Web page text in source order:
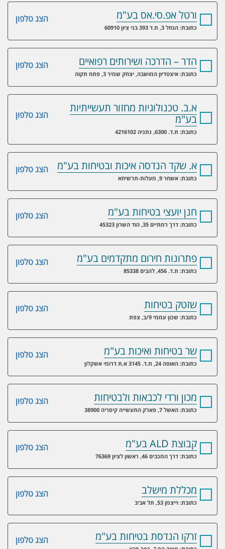
הצג טלפון ורטל אפ.סי.אס בע"מ
כתובת: הנחל 3, ת.ד 393 בני ציון 60910
הצג טלפון הדר – הדרכה ושירותים רפואיים
כתובת: איצטדיון המושבה, יצחק שמיר 3, פתח תקוה
הצג טלפון
א.ב. טכנולוגיות מחזור תעשייתיות
בע"מ
כתובת: ת.ד. 6300, נתניה 4216102
הצג טלפון א. שקד הנדסה איכות ובטיחות בע"מ
כתובת: אשחר 9, מעלות-תרשיחא
הצג טלפון חנן יועצי בטיחות בע"מ
כתובת: דרך רמתיים 35, הוד השרון 45323
הצג טלפון פתרונות חירום מתקדמים בע"מ
כתובת: ת.ד. 456, להבים 85338
הצג טלפון שזטק בטיחות
כתובת: שכון עממי 9/ב, צפת
הצג טלפון שר בטיחות ואיכות בע"מ
כתובת: האופה 24, ת.ד. 3145 א.ת דרומי אשקלון
הצג טלפון מכון ורדי לכבאות ולבטיחות
כתובת: האשל 7, פארק התעשייה קיסריה 38900
הצג טלפון קבוצת ALD בע"מ
כתובת: דרך המכבים 46, ראשון לציון 76369
הצג טלפון מכללת מישלב
כתובת: וייצמן 53, תל אביב
הצג טלפון זרקו הנדסת בטיחות בע"מ